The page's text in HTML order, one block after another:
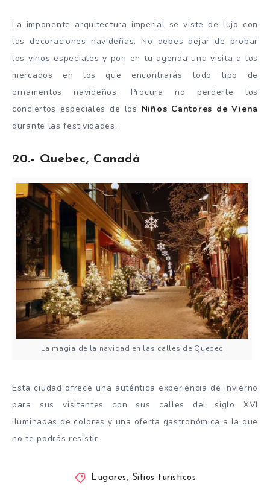
La imponente arquitectura imperial se viste de lujo con
las decoraciones navideñas. No debes dejar de probar
los vinos especiales y pon en tu agenda una visita a los
mercados en los que encontrarás todo tipo de
ornamentos navideños. Procura no perderte los
conciertos especiales de los Niños Cantores de Viena
durante las festividades.
20.- Quebec, Canadá
La magia de la navidad en las calles de Quebec
Esta ciudad ofrece una auténtica experiencia de invierno
para sus visitantes con sus calles del siglo XVI
iluminadas de colores y una oferta gastronómica a la que
no te podrás resistir.
Lugares, Sitios turisticos